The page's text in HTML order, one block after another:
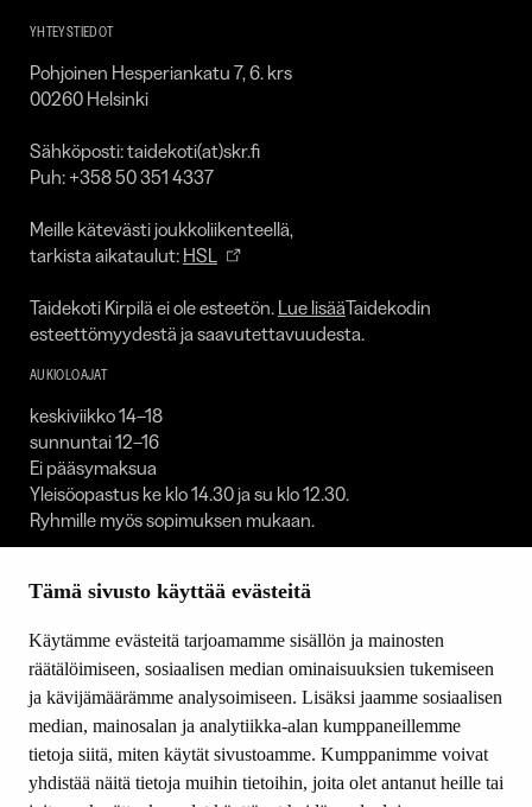
Tämä sivusto käyttää evästeitä
Käytämme evästeitä tarjoamamme sisällön ja mainosten
räätälöimiseen, sosiaalisen median ominaisuuksien tukemiseen
ja kävijämäärämme analysoimiseen. Lisäksi jaamme sosiaalisen
median, mainosalan ja analytiikka-alan kumppaneillemme
tietoja siitä, miten käytät sivustoamme. Kumppanimme voivat
yhdistää näitä tietoja muihin tietoihin, joita olet antanut heille tai
KirpiläYHTEYSTIEDOT
Pohjoinen Hesperiankatu 7, 6. krs
00260 Helsinki
Sähköposti: taidekoti(at)skr.fi
Puh: +358 50 351 4337
Meille kätevästi joukkoliikenteellä,
tarkista aikataulut: HSL
Taidekoti Kirpilä ei ole esteetön. Lue lisääTaidekodin
esteettömyydestä ja saavutettavuudesta.
AUKIOLOAJAT
keskiviikko 14–18
sunnuntai 12–16
Ei pääsymaksua
Yleisöopastus ke klo 14.30 ja su klo 12.30.
Ryhmille myös sopimuksen mukaan.
1.1. / 30.4.–1.5. / 23.–25.12. / 31.12.
SEURAA MEITÄ
Facebook
Youtube
Instagram